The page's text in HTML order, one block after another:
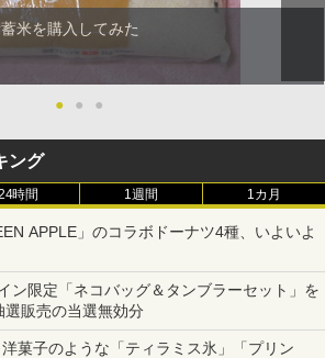
米を購入してみた
● ● ●
ング
時間 1週間 1カ月
APPLE」のコラボドーナツ4種、いよいよ
ン限定「ネコバッグ＆タンブラーセット」を
販売の当選無効分
菓子のような「ティラミス氷」「プリン